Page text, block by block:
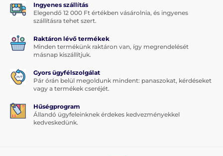
Ingyenes szállítás
Elegendő 12 000 Ft értékben vásárolnia, és ingyenes
szállításra tehet szert.
Raktáron lévő termékek
Minden termékünk raktáron van, így megrendelését
másnap kiszállítjuk.
Gyors ügyfélszolgálat
Pár órán belül megoldunk mindent: panaszokat, kérdéseket
vagy a termékek cseréjét.
Hűségprogram
Állandó ügyfeleinknek érdekes kedvezményekkel
kedveskedünk.